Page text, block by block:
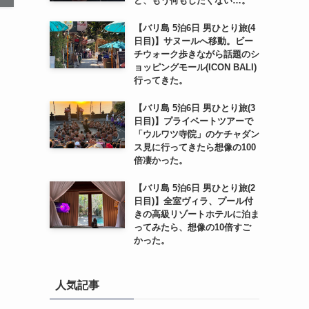
【バリ島 5泊6日 男ひとり旅(4
日目)】サヌールへ移動。ビー
チウォーク歩きながら話題のシ
ョッピングモール(ICON BALI)
行ってきた。
【バリ島 5泊6日 男ひとり旅(3
日目)】プライベートツアーで
「ウルワツ寺院」のケチャダン
ス見に行ってきたら想像の100
倍凄かった。
【バリ島 5泊6日 男ひとり旅(2
日目)】全室ヴィラ、プール付
きの高級リゾートホテルに泊ま
ってみたら、想像の10倍すご
かった。
人気記事